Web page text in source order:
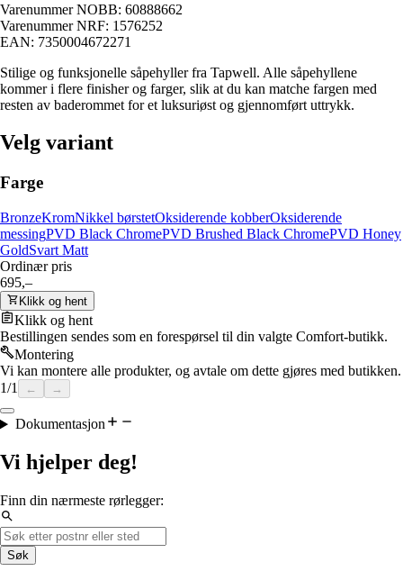
Varenummer NOBB: 60888662
Varenummer NRF: 1576252
EAN: 7350004672271
Stilige og funksjonelle såpehyller fra Tapwell. Alle såpehyllene
kommer i flere finisher og farger, slik at du kan matche fargen med
resten av baderommet for et luksuriøst og gjennomført uttrykk.
Velg variant
Farge
BronzeKromNikkel børstetOksiderende kobberOksiderende
messingPVD Black ChromePVD Brushed Black ChromePVD Honey
GoldSvart Matt
Ordinær pris
695,–
Klikk og hent
Klikk og hent
Bestillingen sendes som en forespørsel til din valgte Comfort-butikk.
Montering
Vi kan montere alle produkter, og avtale om dette gjøres med butikken.
1/1 ← →
Dokumentasjon
Vi hjelper deg!
Finn din nærmeste rørlegger:
Søk